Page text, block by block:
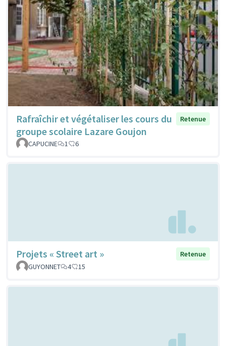
Rafraîchir et végétaliser les cours du
groupe scolaire Lazare Goujon
Retenue
CAPUCINE 1 6
Projets « Street art »
Retenue
GUYONNET
4 15